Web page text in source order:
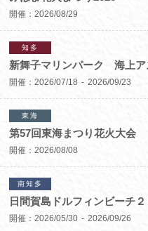
開催：2026/08/29
知多
新舞子マリンパーク 海上ア
開催：2026/07/18 2026/09/23
東海
第57回東海まつり花火大会
開催：2026/08/08
南知多
日間賀島ドルフィンビーチ２
開催：2026/05/30 2026/09/26